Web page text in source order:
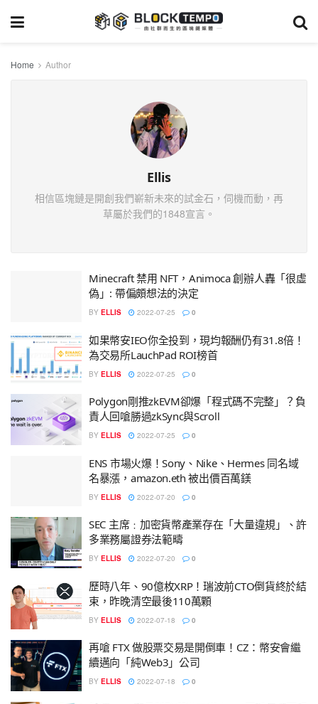
Home Author
Ellis
相信區塊鏈是開創我們嶄新未來的試金石，伺機而動，再
草屬於我們的1848宣言。
Minecraft 禁用 NFT，Animoca 創辦人轟「很虛
偽」: 帶偏頗想法的決定
BY ELLIS 2022-07-25 0
如果幣安IEO你全投到，現均報酬仍有31.8倍！
為交易所LauchPad ROI榜首
BY ELLIS 2022-07-25 0
Polygon剛推zkEVM卻爆「程式碼不完整」？負
責人回嗆勝過zkSync與Scroll
BY ELLIS 2022-07-25 0
ENS 市場火爆！Sony、Nike、Hermes 同名域
名暴漲，amazon.eth 被出價百萬鎂
BY ELLIS 2022-07-20 0
SEC 主席﹕加密貨幣產業存在「大量違規」、許
多業務屬證券法範疇
BY ELLIS 2022-07-20 0
歷時八年、90億枚XRP！瑞波前CTO倒貨終於結
束，昨晚清空最後110萬顆
BY ELLIS 2022-07-18 0
再嗆 FTX 做股票交易是開倒車！CZ：幣安會繼
續邁向「純Web3」公司
BY ELLIS 2022-07-18 0